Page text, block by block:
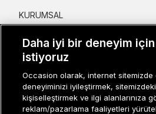
KURUMSAL
KADIN KATEGORILER
GRUP MARKALAR
ERKEK KATEGORILER
Daha iyi bir deneyim
istiyoruz
Occasion olarak, internet sitemizde
deneyiminizi iyileştirmek,
kişiselleştirmek ve ilgi alanlarınıza
reklam/pazarlama faaliyetleri